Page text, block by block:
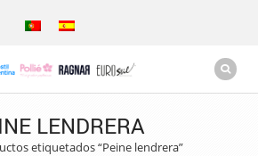
LENDRERA
etiquetados “Peine lendrera”